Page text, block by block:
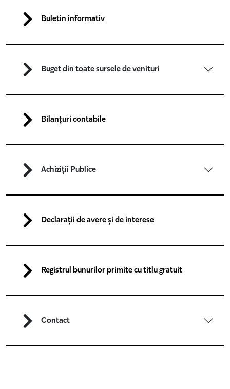
Buletin informativ
Buget din toate sursele de venituri
Bilanțuri contabile
Achiziții Publice
Declarații de avere și de interese
Registrul bunurilor primite cu titlu gratuit
Contact